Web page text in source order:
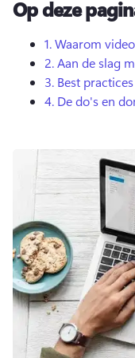
Aanmelden
Gratis
Op deze
1.Waarom
2.Aan de slag
3. Best
4. De do's en